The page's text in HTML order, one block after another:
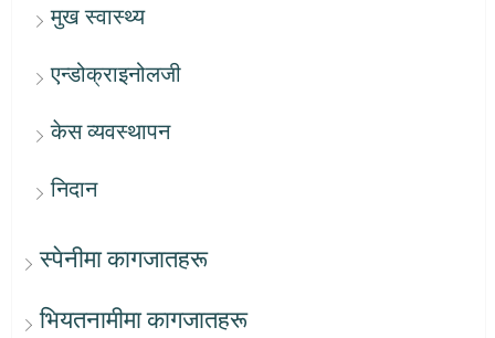
मुख स्वास्थ्य
एन्डोक्राइनोलजी
केस व्यवस्थापन
निदान
स्पेनीमा कागजातहरू
भियतनामीमा कागजातहरू